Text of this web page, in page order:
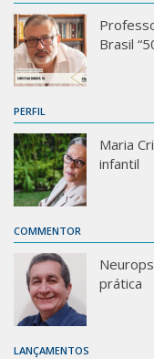
Brasil
PERFIL
Maria
infantil
COMMENTOR
prática
LANÇAMENTOS